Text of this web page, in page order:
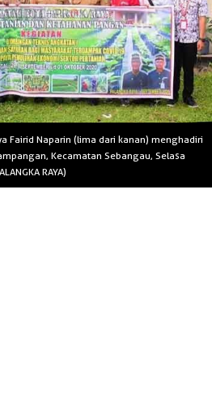
Fairid Naparin (lima dari kanan) menghadiri
Kecamatan Sebangau, Selasa
RAYA)